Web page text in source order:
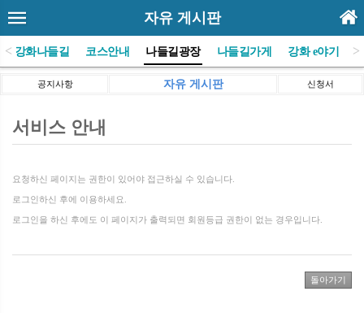
자유 게시판
<)강화나들길 코스안내 나들길광장 나들길가게 강화 e야기 >
공지사항 자유 게시판 신청서
서비스 안내
요청하신 페이지는 권한이 있어야 접근하실 수 있습니다.
로그인하신 후에 이용하세요.
로그인을 하신 후에도 이 페이지가 출력되면 회원등급 권한이 없는 경우입니다.